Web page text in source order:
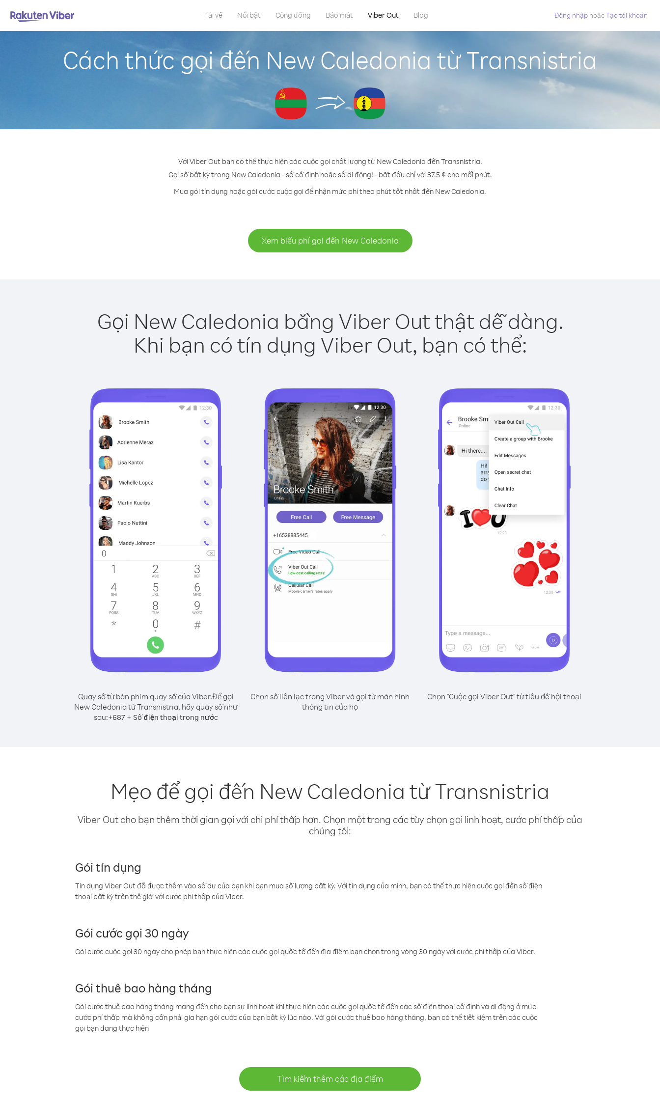
Tải về Nổi bật Cộng đồng Bảo mật Viber Out Blog Đăng nhập hoặcTạo tài khoản
Cách thức gọi đến New Caledonia từ Transnistria
Với Viber Out bạn có thể thực hiện các cuộc gọi chất lượng từ New Caledonia đến Transnistria.
Gọi số bất kỳ trong New Caledonia - số cố định hoặc số di động! - bắt đầu chỉ với 37.5 ¢ cho mỗi phút.
Mua gói tín dụng hoặc gói cước cuộc gọi để nhận mức phí theo phút tốt nhất đến New Caledonia.
Xem biểu phí gọi đến New Caledonia
Gọi New Caledonia bằng Viber Out thật dễ dàng.
Khi bạn có tín dụng Viber Out, bạn có thể:
Quay số từ bàn phím quay số của Viber.Để gọi
New Caledonia từ Transnistria, hãy quay số như
sau:+687+ Số điện thoại trong nước
Chọn số liên lạc trong Viber và gọi từ màn hình
thông tin của họ
Chọn "Cuộc gọi Viber Out" từ tiêu đề hội thoại
Mẹo để gọi đến New Caledonia từ Transnistria
Viber Out cho bạn thêm thời gian gọi với chi phí thấp hơn. Chọn một trong các tùy chọn gọi linh hoạt, cước phí thấp của
chúng tôi:
Gói tín dụng
Tín dụng Viber Out đã được thêm vào số dư của bạn khi bạn mua số lượng bất kỳ. Với tín dụng của mình, bạn có thể thực hiện cuộc gọi đến số điện
thoại bất kỳ trên thế giới với cước phí thấp của Viber.
Gói cước gọi 30 ngày
Gói cước cuộc gọi 30 ngày cho phép bạn thực hiện các cuộc gọi quốc tế đến địa điểm bạn chọn trong vòng 30 ngày với cước phí thấp của Viber.
Gói thuê bao hàng tháng
Gói cước thuê bao hàng tháng mang đến cho bạn sự linh hoạt khi thực hiện các cuộc gọi quốc tế đến các số điện thoại cố định và di động ở mức
cước phí thấp mà không cần phải gia hạn gói cước của bạn bất kỳ lúc nào. Với gói cước thuê bao hàng tháng, bạn có thể tiết kiệm trên các cuộc
gọi bạn đang thực hiện
Tìm kiếm thêm các địa điểm